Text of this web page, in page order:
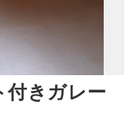
付きガレー